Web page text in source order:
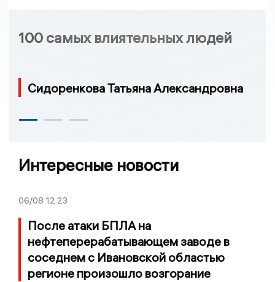
100 самых влиятельных людей
Сидоренкова Татьяна Александровна
Интересные новости
06/08 12:23
После атаки БПЛА на
нефтеперерабатывающем заводе в
соседнем с Ивановской областью
регионе произошло возгорание